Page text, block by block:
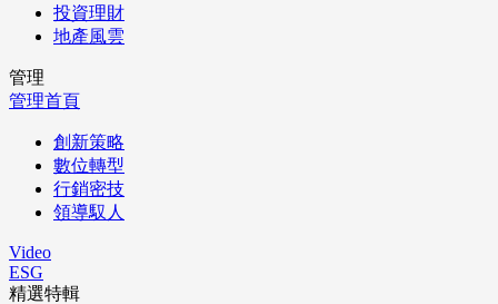
投資理財
地產風雲
管理
管理首頁
創新策略
數位轉型
行銷密技
領導馭人
Video
ESG
精選特輯